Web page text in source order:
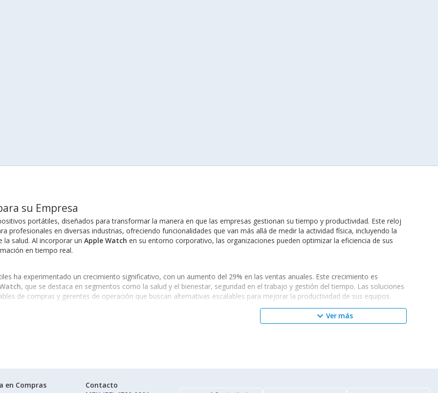
su Empresa
portátiles, diseñados para transformar la manera en que las empresas gestionan su tiempo y productividad. Este reloj
profesionales en diversas industrias, ofreciendo funcionalidades que van más allá de medir la actividad física, incluyendo la
salud. Al incorporar un Apple Watch en su entorno corporativo, las organizaciones pueden optimizar la eficiencia de sus
en tiempo real.
ha experimentado un crecimiento significativo, con un aumento del 29% en las ventas anuales. Este crecimiento es
, que se destaca en segmentos como la salud y el bienestar, seguridad en el trabajo y gestión del tiempo. Las soluciones
de compras y gerentes de operación que buscan alternativas escalables para mejorar la productividad de sus equipos.
con actualizaciones instantáneas.
y gestión de portafolios.
keyboard_arrow_down Ver más
en Compras
Contacto